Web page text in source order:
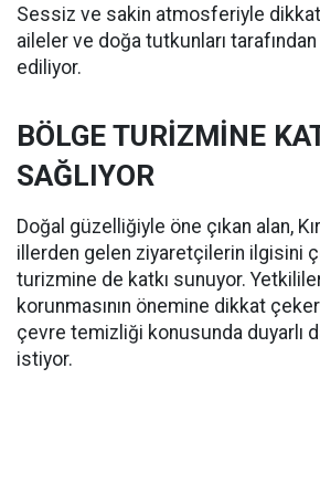
Sessiz ve sakin atmosferiyle
aileler ve doğa tutkunları
ediliyor.
BÖLGE TURİZMİNE
SAĞLIYOR
Doğal güzelliğiyle öne çıkan alan,
illerden gelen ziyaretçilerin ilgisini
turizmine de katkı sunuyor.
korunmasının önemine dikkat
çevre temizliği konusunda duyarlı
istiyor.